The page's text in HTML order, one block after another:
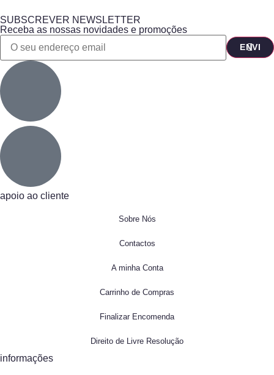
SUBSCREVER NEWSLETTER
Receba as nossas novidades e promoções
apoio ao cliente
Sobre Nós
Contactos
A minha Conta
Carrinho de Compras
Finalizar Encomenda
Direito de Livre Resolução
informações